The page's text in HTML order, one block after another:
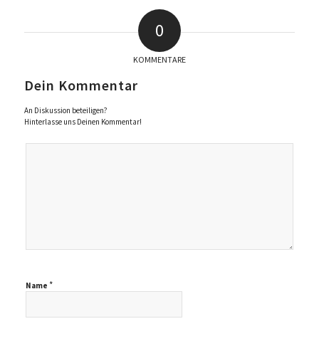
0
KOMMENTARE
Dein Kommentar
An Diskussion beteiligen?
Hinterlasse uns Deinen Kommentar!
Name *